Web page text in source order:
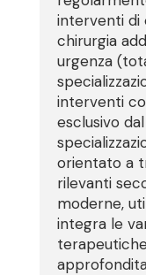
interventi di
chirurgia
urgenza
interventi
esclusivo
orientato a
rilevanti
moderne,
integra le